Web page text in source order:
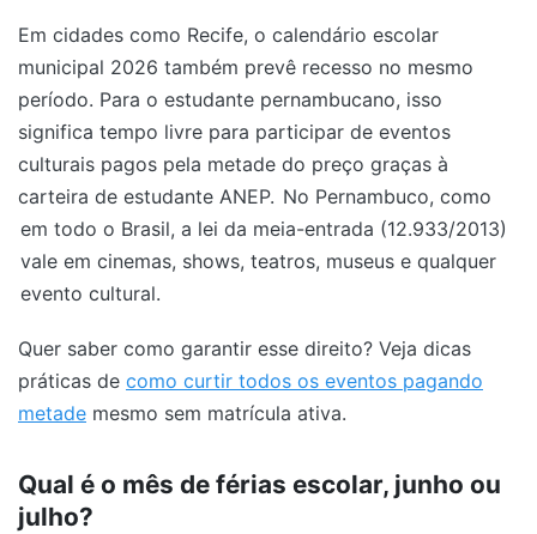
Em cidades como Recife, o calendário escolar
municipal 2026 também prevê recesso no mesmo
período. Para o estudante pernambucano, isso
significa tempo livre para participar de eventos
culturais pagos pela metade do preço graças à
carteira de estudante ANEP. No Pernambuco, como
em todo o Brasil, a lei da meia-entrada (12.933/2013)
vale em cinemas, shows, teatros, museus e qualquer
evento cultural.
Quer saber como garantir esse direito? Veja dicas
práticas de como curtir todos os eventos pagando
metade mesmo sem matrícula ativa.
Qual é o mês de férias escolar, junho ou
julho?